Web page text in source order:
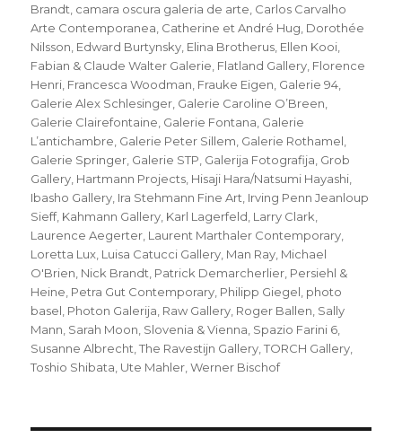
Brandt, camara oscura galeria de arte, Carlos Carvalho
Arte Contemporanea, Catherine et André Hug, Dorothée
Nilsson, Edward Burtynsky, Elina Brotherus, Ellen Kooi,
Fabian & Claude Walter Galerie, Flatland Gallery, Florence
Henri, Francesca Woodman, Frauke Eigen, Galerie 94,
Galerie Alex Schlesinger, Galerie Caroline O’Breen,
Galerie Clairefontaine, Galerie Fontana, Galerie
L’antichambre, Galerie Peter Sillem, Galerie Rothamel,
Galerie Springer, Galerie STP, Galerija Fotografija, Grob
Gallery, Hartmann Projects, Hisaji Hara/Natsumi Hayashi,
Ibasho Gallery, Ira Stehmann Fine Art, Irving Penn Jeanloup
Sieff, Kahmann Gallery, Karl Lagerfeld, Larry Clark,
Laurence Aegerter, Laurent Marthaler Contemporary,
Loretta Lux, Luisa Catucci Gallery, Man Ray, Michael
O'Brien, Nick Brandt, Patrick Demarcherlier, Persiehl &
Heine, Petra Gut Contemporary, Philipp Giegel, photo
basel, Photon Galerija, Raw Gallery, Roger Ballen, Sally
Mann, Sarah Moon, Slovenia & Vienna, Spazio Farini 6,
Susanne Albrecht,The Ravestijn Gallery,TORCH Gallery,
Toshio Shibata, Ute Mahler,Werner Bischof